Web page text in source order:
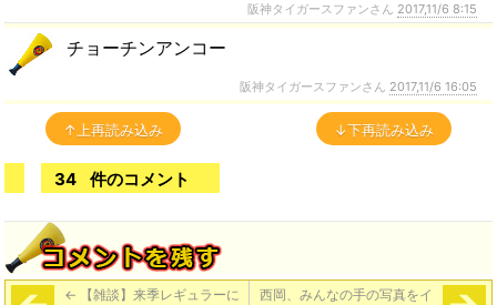
阪神タイガースファンさん 2017,11/6 8:15
チョーチンアンコー
阪神タイガースファンさん 2017,11/6 16:05
↑上再読み込み ↓下再読み込み
34 件のコメント
← 【雑談】来季レギュラーに
西岡、みんなの手の写真をイ